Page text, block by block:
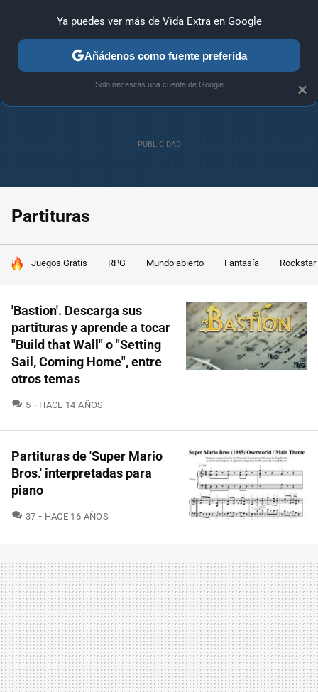
ANÁLISIS GUÍAS Y TRUCOS PC SONY NINTENDO
Partituras
HOY SE HABLA DE
Juegos Gratis RPG Mundo abierto Fantasía Rockstar
'Bastion'. Descarga sus
partituras y aprende a tocar
"Build that Wall" o "Setting
Sail, Coming Home", entre
otros temas
5 COMENTARIOS
HACE 14 AÑOS
Partituras de 'Super Mario
Bros.' interpretadas para
piano
37 COMENTARIOS
HACE 16 AÑOS
×
Ya puedes ver más de Vida Extra en Google
Añádenos como fuente preferida
Solo necesitas una cuenta de Google